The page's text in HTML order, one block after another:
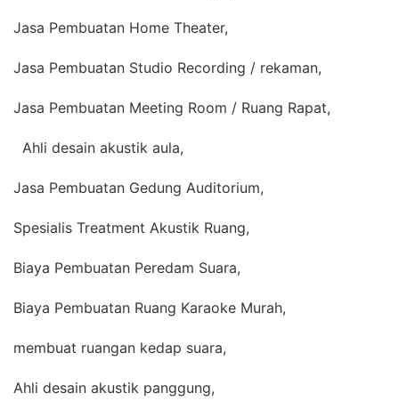
Jasa Pembuatan Home Theater,
Jasa Pembuatan Studio Recording / rekaman,
Jasa Pembuatan Meeting Room / Ruang Rapat,
Ahli desain akustik aula,
Jasa Pembuatan Gedung Auditorium,
Spesialis Treatment Akustik Ruang,
Biaya Pembuatan Peredam Suara,
Biaya Pembuatan Ruang Karaoke Murah,
membuat ruangan kedap suara,
Ahli desain akustik panggung,